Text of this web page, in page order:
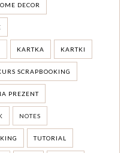
DECOR
KARTKA KARTKI
SCRAPBOOKING
PREZENT
NOTES
TUTORIAL